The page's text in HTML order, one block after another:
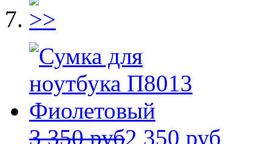
3 350 руб2 350 руб